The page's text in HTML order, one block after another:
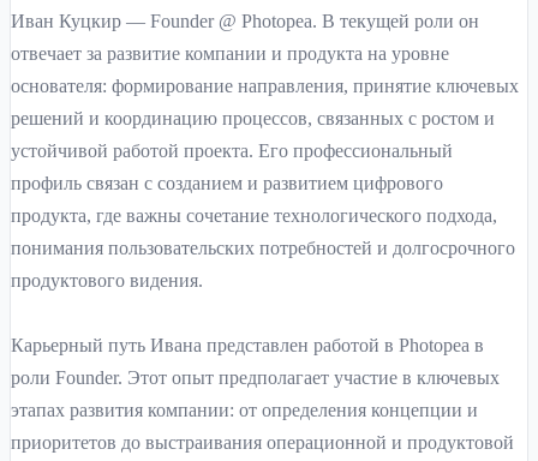
Иван Куцкир — Founder @ Photopea. В текущей роли он
отвечает за развитие компании и продукта на уровне
основателя: формирование направления, принятие ключевых
решений и координацию процессов, связанных с ростом и
устойчивой работой проекта. Его профессиональный
профиль связан с созданием и развитием цифрового
продукта, где важны сочетание технологического подхода,
понимания пользовательских потребностей и долгосрочного
продуктового видения.
Карьерный путь Ивана представлен работой в Photopea в
роли Founder. Этот опыт предполагает участие в ключевых
этапах развития компании: от определения концепции и
приоритетов до выстраивания операционной и продуктовой